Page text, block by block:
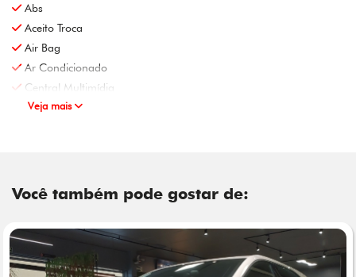
Abs
Aceito Troca
Air Bag
Ar Condicionado
Central Multimídia
Veja mais
Você também pode gostar de: